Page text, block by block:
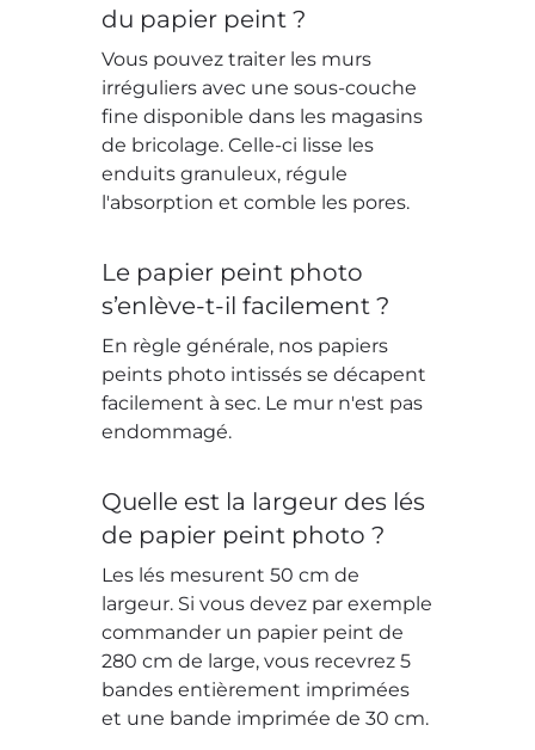
du papier peint ?
Vous pouvez traiter les murs
irréguliers avec une sous-couche
fine disponible dans les magasins
de bricolage. Celle-ci lisse les
enduits granuleux, régule
l'absorption et comble les pores.
Le papier peint photo
s’enlève-t-il facilement ?
En règle générale, nos papiers
peints photo intissés se décapent
facilement à sec. Le mur n'est pas
endommagé.
Quelle est la largeur des lés
de papier peint photo ?
Les lés mesurent 50 cm de
largeur. Si vous devez par exemple
commander un papier peint de
280 cm de large, vous recevrez 5
bandes entièrement imprimées
et une bande imprimée de 30 cm.